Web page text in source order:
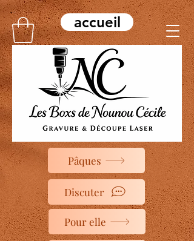
Pour elle
Discuter
accueil
Pâques